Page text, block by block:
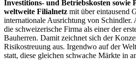
Investitions- und Betriebskosten sowie
weltweite Filialnetz mit über eintausend
internationale Ausrichtung von
die schweizerische Firma als einer der
Bauherren. Damit zeichnet sich der
Risikostreuung aus. Irgendwo auf der
statt, diese gleichen schwache Märkte in